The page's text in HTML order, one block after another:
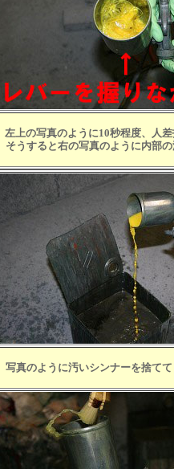
左上の写真のように10秒程度、人
そうすると右の写真のように内部
写真のように汚いシンナーを捨て